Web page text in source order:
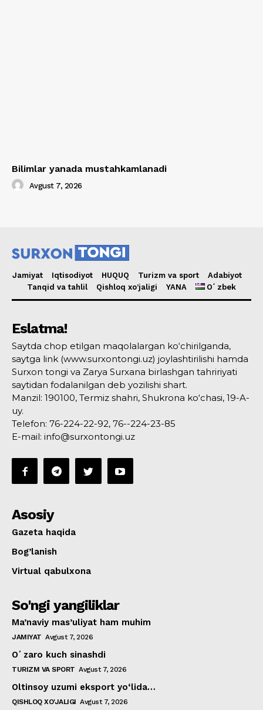
Bilimlar yanada mustahkamlanadi
Avgust 7, 2026
Jamiyat Iqtisodiyot HUQUQ Turizm va sport
Adabiyot
Tanqid va tahlil
Qishloq xo’jaligi YANA Oʻzbek
Eslatma!
Saytda chop etilgan maqolalargan ko‘chirilganda,
saytga link (www.surxontongi.uz) joylashtirilishi hamda
Surxon tongi va Zarya Surxana birlashgan tahririyati
saytidan fodalanilgan deb yozilishi shart.
Manzil: 190100, Termiz shahri, Shukrona ko‘chasi, 19-A-
uy.
Telefon: 76-224-22-92, 76--224-23-85
E-mail: info@surxontongi.uz
Asosiy
Gazeta haqida
Bog’lanish
Virtual qabulxona
So'ngi yangiliklar
Ma’naviy mas’uliyat ham muhim
JAMIYAT Avgust 7, 2026
Oʻzaro kuch sinashdi
TURIZM VA SPORT Avgust 7, 2026
Oltinsoy uzumi eksport yo‘lida…
QISHLOQ XO'JALIGI Avgust 7, 2026